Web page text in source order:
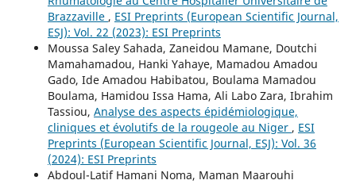
Brazzaville , ESI Preprints (European Scientific Journal,
ESJ): Vol. 22 (2023): ESI Preprints
Moussa Saley Sahada, Zaneidou Mamane, Doutchi
Mamahamadou, Hanki Yahaye, Mamadou Amadou
Gado, Ide Amadou Habibatou, Boulama Mamadou
Boulama, Hamidou Issa Hama, Ali Labo Zara, Ibrahim
Tassiou, Analyse des aspects épidémiologique,
cliniques et évolutifs de la rougeole au Niger , ESI
Preprints (European Scientific Journal, ESJ): Vol. 36
(2024): ESI Preprints
Abdoul-Latif Hamani Noma, Maman Maarouhi